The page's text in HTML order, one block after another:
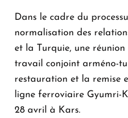
Dans le cadre du
normalisation des
et la Turquie, une
travail conjoint arméno-
restauration et la remise
ligne ferroviaire Gyumri-
28 avril à Kars.